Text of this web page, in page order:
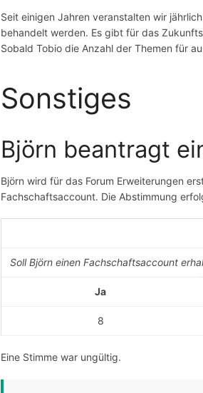
Seit einigen Jahren veranstalten wir
behandelt werden. Es gibt für das
Sobald Tobio die Anzahl der Themen für
Sonstiges
Björn beantragt
Björn wird für das Forum Erweiterungen
Fachschaftsaccount. Die Abstimmung
Soll Björn einen Fachschaftsaccount
Ja
8
Eine Stimme war ungültig.